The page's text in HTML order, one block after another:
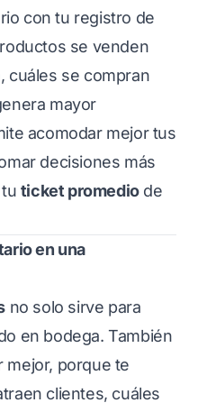
con tu registro de
se venden
cuáles se compran
mayor
acomodar mejor tus
decisiones más
ticket promediode
en una
no solo sirve para
en bodega. También
mejor, porque te
clientes, cuáles